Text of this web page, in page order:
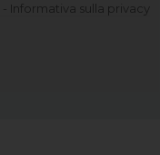
Informativa sulla privacy